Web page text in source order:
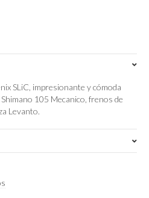
SLiC, impresionante y cómoda
105 Mecanico, frenos de
Levanto.